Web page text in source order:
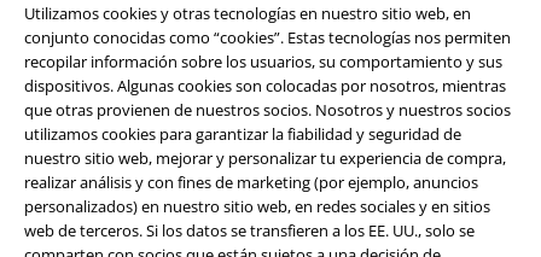
Utilizamos cookies y otras tecnologías en nuestro sitio web, en
conjunto conocidas como “cookies”. Estas tecnologías nos permiten
recopilar información sobre los usuarios, su comportamiento y sus
dispositivos. Algunas cookies son colocadas por nosotros, mientras
que otras provienen de nuestros socios. Nosotros y nuestros socios
utilizamos cookies para garantizar la fiabilidad y seguridad de
nuestro sitio web, mejorar y personalizar tu experiencia de compra,
realizar análisis y con fines de marketing (por ejemplo, anuncios
personalizados) en nuestro sitio web, en redes sociales y en sitios
web de terceros. Si los datos se transfieren a los EE. UU., solo se